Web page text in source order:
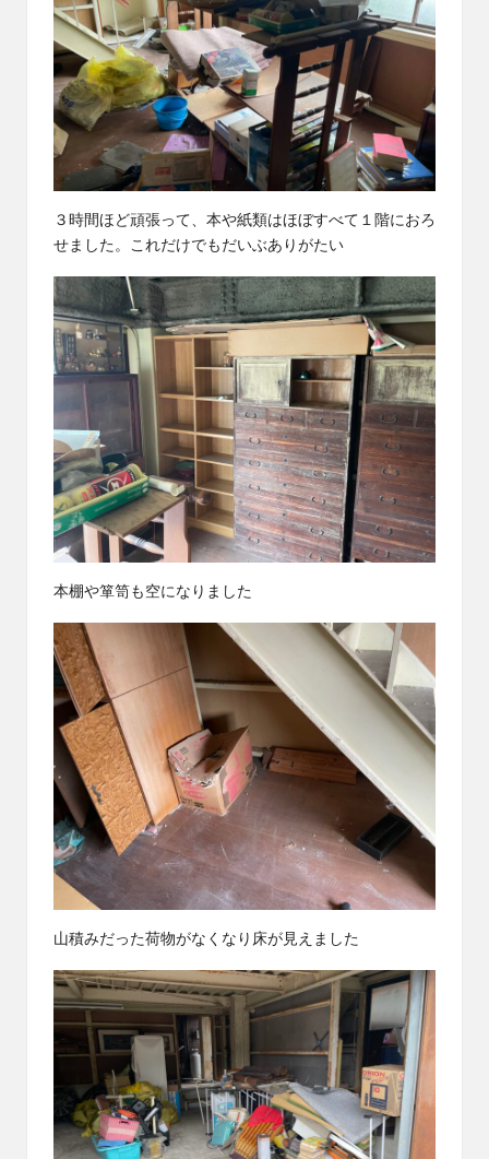
３時間ほど頑張って、本や紙類はほぼすべて１階におろ
せました。これだけでもだいぶありがたい
本棚や箪笥も空になりました
山積みだった荷物がなくなり床が見えました